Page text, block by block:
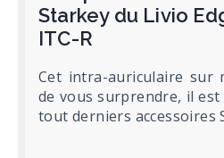
Starkey du Livio
ITC-R
Cet intra-auriculaire sur
de vous surprendre, il est
tout derniers accessoires